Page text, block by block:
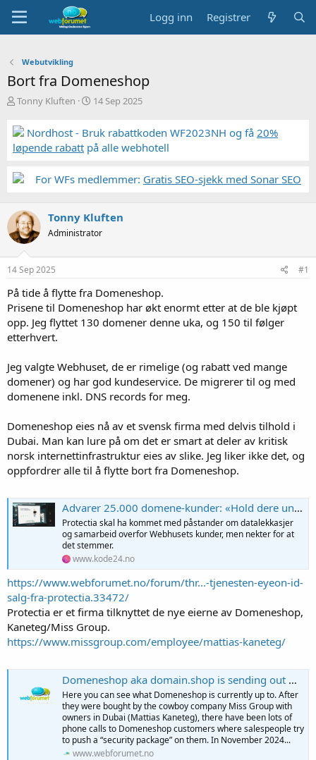
Logg inn Registrer
Webutvikling
Bort fra Domeneshop
T
å
d
s
a
e
r
Tonny Kluften
S
r
t
a
14 Sep 2025
Nordhost - Bruk rabattkoden WF2023NH og få 20%
løpende rabatt på alle webhotell
For WFs medlemmer: Gratis SEO-sjekk med Sonar SEO
Tonny Kluften
Administrator
14 Sep 2025 #1
På tide å flytte fra Domeneshop.
Prisene til Domeneshop har økt enormt etter at de ble kjøpt
opp. Jeg flyttet 130 domener denne uka, og 150 til følger
etterhvert.
Jeg valgte Webhuset, de er rimelige (og rabatt ved mange
domener) og har god kundeservice. De migrerer til og med
domenene inkl. DNS records for meg.
Domeneshop eies nå av et svensk firma med delvis tilhold i
Dubai. Man kan lure på om det er smart at deler av kritisk
norsk internettinfrastruktur eies av slike. Jeg liker ikke det, og
oppfordrer alle til å flytte bort fra Domeneshop.
Advarer 25.000 domene-kunder: «Hold dere unna!»
Protectia skal ha kommet med påstander om datalekkasjer
og samarbeid overfor Webhusets kunder, men nekter for at
det stemmer.
www.kode24.no
https://www.webforumet.no/forum/thr...-tjenesten-eyeon-id-
salg-fra-protectia.33472/
Protectia er et firma tilknyttet de nye eierne av Domeneshop,
Kaneteg/Miss Group.
https://www.missgroup.com/employee/mattias-kaneteg/
Domeneshop aka domain.shop is sending out wrongful order confirmations
Here you can see what Domeneshop is currently up to. After
they were bought by the cowboy company Miss Group with
owners in Dubai (Mattias Kaneteg), there have been lots of
phone calls to Domeneshop customers where salespeople try
to push a “security package” on them. In November 2024...
www.webforumet.no